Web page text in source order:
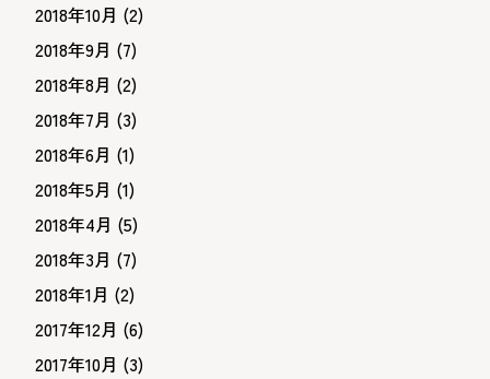
2018年10月 (2)
2018年9月 (7)
2018年8月 (2)
2018年7月 (3)
2018年6月 (1)
2018年5月 (1)
2018年4月 (5)
2018年3月 (7)
2018年1月 (2)
2017年12月 (6)
2017年10月 (3)